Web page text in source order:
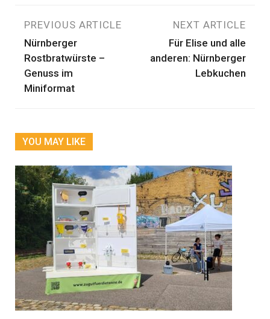
Beitragsnavigation
PREVIOUS ARTICLE
Nürnberger
Rostbratwürste –
Genuss im
Miniformat
NEXT ARTICLE
Für Elise und alle
anderen: Nürnberger
Lebkuchen
YOU MAY LIKE